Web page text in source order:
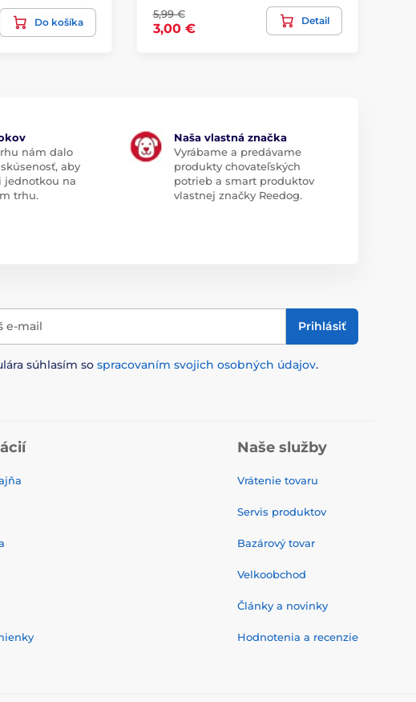
Do košíka
5,99 €
3,00 €
Detail
nám dalo
aby
jednotkou na
trhu.
Naša vlastná značka
Vyrábame a predávame
produkty chovateľských
potrieb a smart produktov
vlastnej značky Reedog.
e-mail Prihlásiť
súhlasím so spracovaním svojich osobných údajov.
Naše služby
Vrátenie tovaru
Servis produktov
Bazárový tovar
Velkoobchod
Články a novinky
Hodnotenia a recenzie